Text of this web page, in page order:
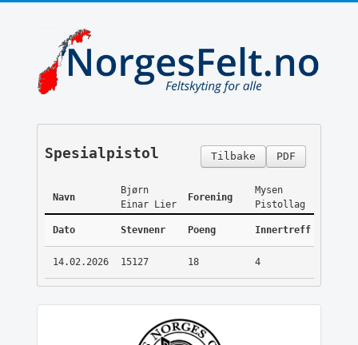
PDF
Tilbake
Spesialpistol
Navn
Bjørn
Einar Lier
Forening
Mysen
Pistollag
Dato Stevnenr Poeng Innertreff
14.02.2026 15127 18 4